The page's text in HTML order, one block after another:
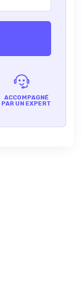
ACCOMPAGNÉ
PAR UN EXPERT